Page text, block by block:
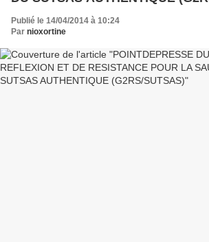
Publié le 14/04/2014 à 10:24
Par nioxortine